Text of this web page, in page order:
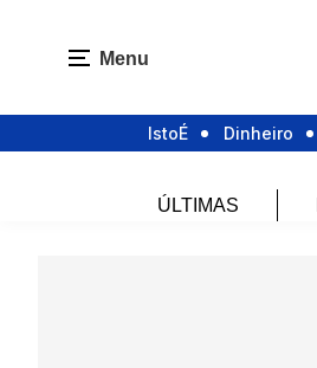
Menu
IstoÉ Dinheiro
ÚLTIMAS